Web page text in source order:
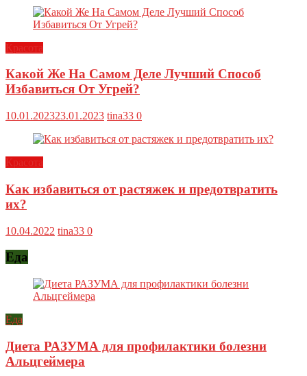
Красота
Какой Же На Самом Деле Лучший Способ
Избавиться От Угрей?
10.01.202323.01.2023 tina33 0
Красота
Как избавиться от растяжек и предотвратить
их?
10.04.2022 tina33 0
Еда
Еда
Диета РАЗУМА для профилактики болезни
Альцгеймера